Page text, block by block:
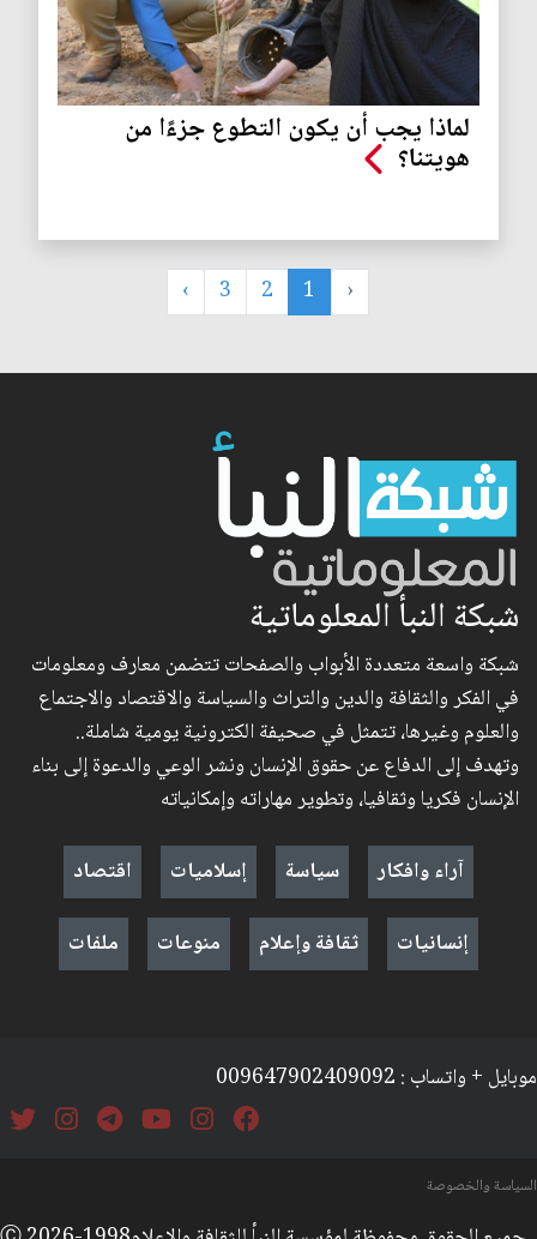
لماذا يجب أن يكون التطوع جزءًا من
هويتنا؟
‹
1
2
3
›
شبكة النبأ المعلوماتية
شبكة واسعة متعددة الأبواب والصفحات تتضمن معارف ومعلومات
في الفكر والثقافة والدين والتراث والسياسة والاقتصاد والاجتماع
والعلوم وغيرها، تتمثل في صحيفة الكترونية يومية شاملة..
وتهدف إلى الدفاع عن حقوق الإنسان ونشر الوعي والدعوة إلى بناء
الإنسان فكريا وثقافيا، وتطوير مهاراته وإمكانياته
آراء وافكار
سياسة إسلاميات
اقتصاد
إنسانيات
ثقافة وإعلام منوعات ملفات
موبايل + واتساب : 009647902409092
السياسة والخصوصة